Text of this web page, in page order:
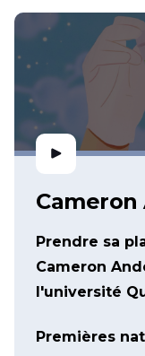
Cameron
Prendre sa
Cameron
l'université
Premières